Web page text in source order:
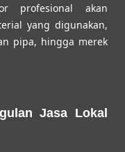
profesional akan
yang digunakan,
pipa, hingga merek
Jasa Lokal